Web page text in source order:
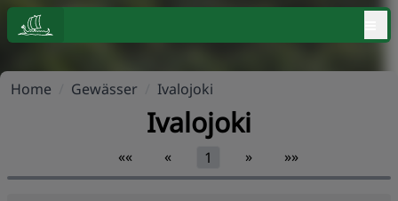
Home Gewässer Ivalojoki
Ivalojoki
«« « 1 » »»